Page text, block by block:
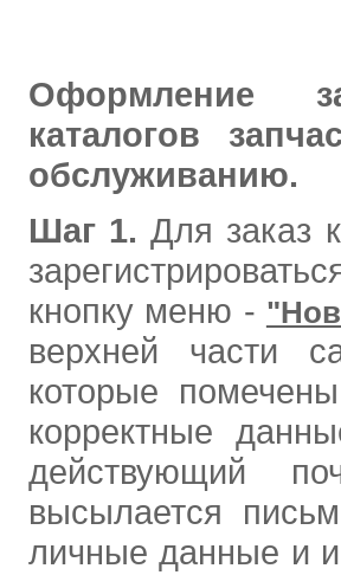
Оформление
каталогов
обслуживанию.
Шаг 1. Для заказ
кнопку меню -
верхней части
которые
корректные
действующий
высылается
личные данные и